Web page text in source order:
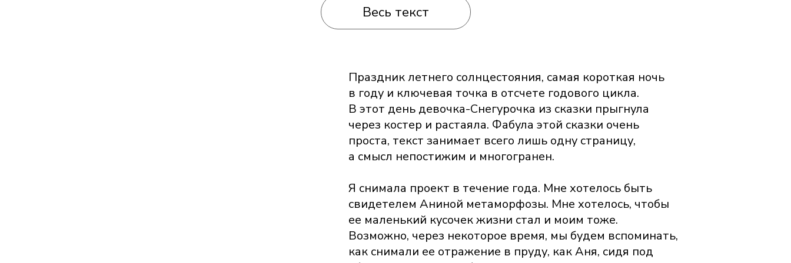
Весь текст
Праздник летнего солнцестояния, самая короткая ночь
в году и ключевая точка в отсчете годового цикла.
В этот день девочка-Снегурочка из сказки прыгнула
через костер и растаяла. Фабула этой сказки очень
проста, текст занимает всего лишь одну страницу,
а смысл непостижим и многогранен.
Я снимала проект в течение года. Мне хотелось быть
свидетелем Аниной метаморфозы. Мне хотелось, чтобы
ее маленький кусочек жизни стал и моим тоже.
Возможно, через некоторое время, мы будем вспоминать,
как снимали ее отражение в пруду, как Аня, сидя под